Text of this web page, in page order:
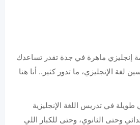
إنجليزي ماهرة في جدة تقدر تساعدك
لغة الإنجليزي، ما تدور كثير.. أنا هنا
طويلة في تدريس اللغة الإنجليزية
وحتى الثانوي، وحتى للكبار اللي